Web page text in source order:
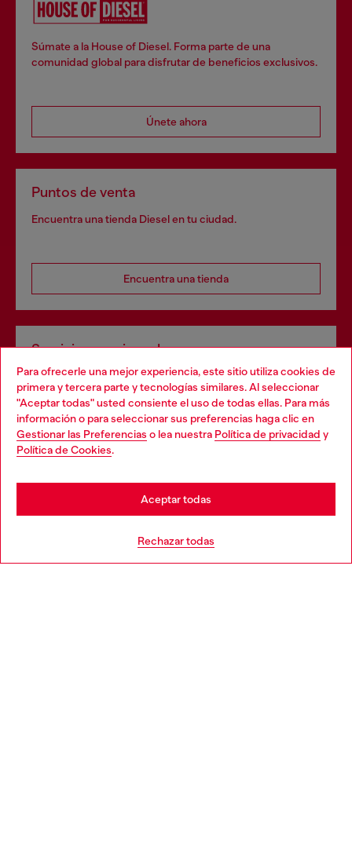
Para ofrecerle una mejor experiencia, este sitio utiliza cookies de
primera y tercera parte y tecnologías similares. Al seleccionar
"Aceptar todas" usted consiente el uso de todas ellas. Para más
información o para seleccionar sus preferencias haga clic en
Gestionar las Preferencias o lea nuestra Política de privacidad y
Política de Cookies.
Rechazar todas
Aceptar todas
Súmate a la House of Diesel. Forma parte de una
comunidad global para disfrutar de beneficios exclusivos.
Únete ahora
Puntos de venta
Encuentra una tienda Diesel en tu ciudad.
Encuentra una tienda
Servicios omnicanal
Descubre todos nuestros servicios, tanto en línea como
en la tienda.
Choose your location
You are currently browsing España website, but it seems you
may be based in United States